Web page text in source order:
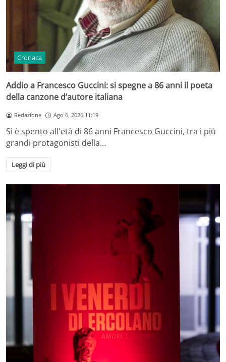
Cronaca
Addio a Francesco Guccini: si spegne a 86 anni il poeta
della canzone d’autore italiana
Redazione Ago 6, 2026 11:19
Si è spento all'età di 86 anni Francesco Guccini, tra i più
grandi protagonisti della…
Leggi di più